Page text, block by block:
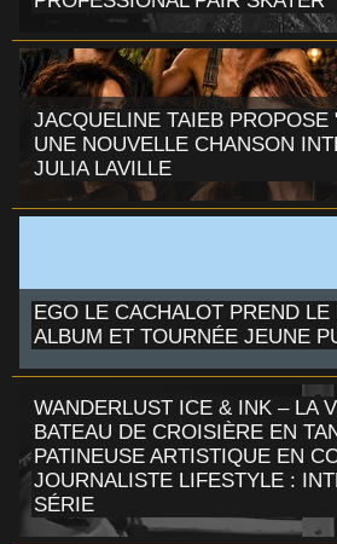
JACQUELINE TAIEB PROPOSE
UNE NOUVELLE CHANSON
JULIA LAVILLE
EGO LE CACHALOT PREND
ALBUM ET TOURNÉE JEUNE
WANDERLUST ICE & INK – LA
BATEAU DE CROISIÈRE EN
PATINEUSE ARTISTIQUE EN
JOURNALISTE LIFESTYLE :
SÉRIE